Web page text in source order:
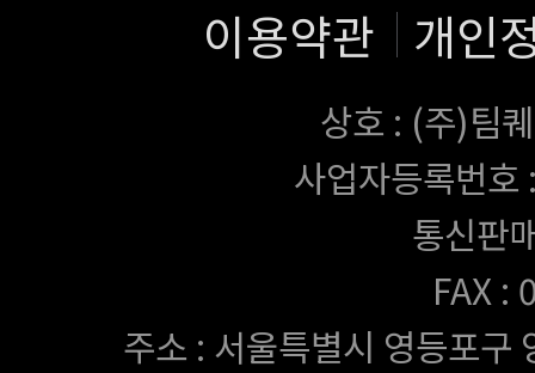
이용약관 개인
상호 : (주)팀
사업자등록번
통신판
FAX
주소 : 서울특별시 영등포